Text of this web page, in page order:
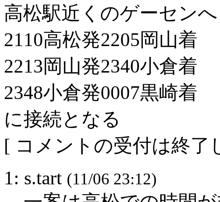
高松駅近くのゲーセンへ
2110高松発2205岡山着
2213岡山発2340小倉着
2348小倉発0007黒崎着
に接続となる
[ コメントの受付は終了
1: s.tart (11/06 23:12)